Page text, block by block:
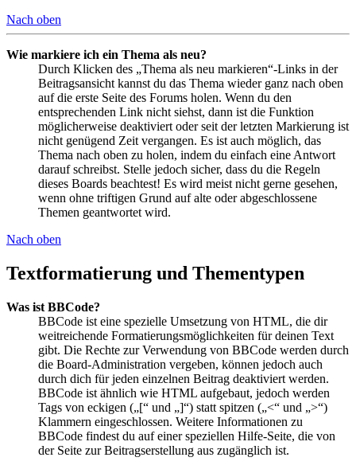
Nach oben
Wie markiere ich ein Thema als neu?
Durch Klicken des „Thema als neu markieren“-Links in der
Beitragsansicht kannst du das Thema wieder ganz nach oben
auf die erste Seite des Forums holen. Wenn du den
entsprechenden Link nicht siehst, dann ist die Funktion
möglicherweise deaktiviert oder seit der letzten Markierung ist
nicht genügend Zeit vergangen. Es ist auch möglich, das
Thema nach oben zu holen, indem du einfach eine Antwort
darauf schreibst. Stelle jedoch sicher, dass du die Regeln
dieses Boards beachtest! Es wird meist nicht gerne gesehen,
wenn ohne triftigen Grund auf alte oder abgeschlossene
Themen geantwortet wird.
Nach oben
Textformatierung und Thementypen
Was ist BBCode?
BBCode ist eine spezielle Umsetzung von HTML, die dir
weitreichende Formatierungsmöglichkeiten für deinen Text
gibt. Die Rechte zur Verwendung von BBCode werden durch
die Board-Administration vergeben, können jedoch auch
durch dich für jeden einzelnen Beitrag deaktiviert werden.
BBCode ist ähnlich wie HTML aufgebaut, jedoch werden
Tags von eckigen („[“ und „]“) statt spitzen („<“ und „>“)
Klammern eingeschlossen. Weitere Informationen zu
BBCode findest du auf einer speziellen Hilfe-Seite, die von
der Seite zur Beitragserstellung aus zugänglich ist.